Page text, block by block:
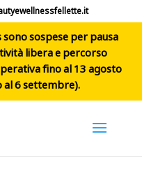
sospese per pausa
libera e percorso
fino al 13 agosto
al 6 settembre).